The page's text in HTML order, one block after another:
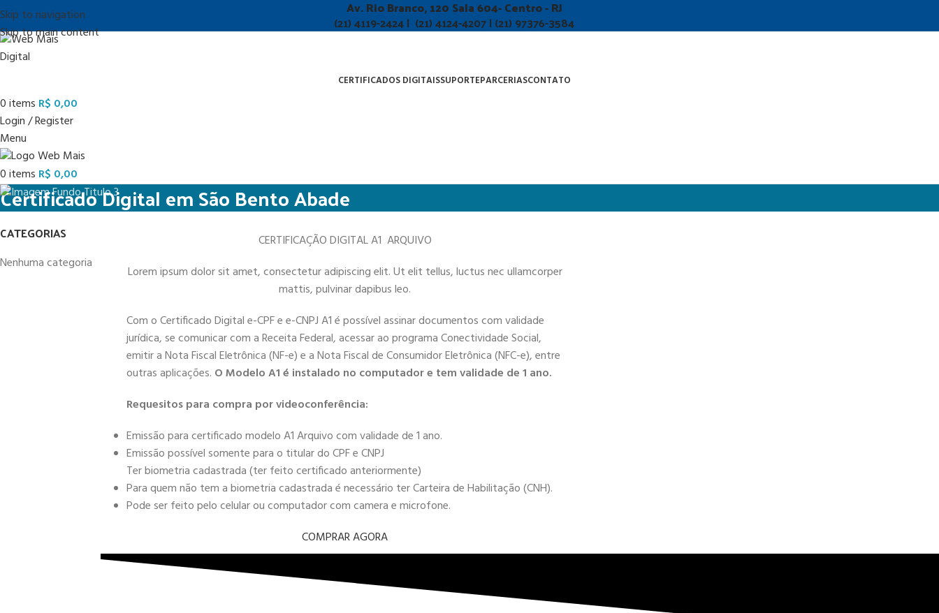
Skip to navigation
Skip to main content
Av. Rio Branco, 120 Sala 604- Centro - RJ
(21) 4119-2424 | (21) 4124-4207 | (21) 97376-3584
CERTIFICADOS DIGITAISSUPORTEPARCERIASCONTATO
0items R$ 0,00
Login / Register
Menu
0items R$ 0,00
Certificado Digital em São Bento Abade
CATEGORIAS
Nenhuma categoria
CERTIFICAÇÃO DIGITAL A1 ARQUIVO
Lorem ipsum dolor sit amet, consectetur adipiscing elit. Ut elit tellus, luctus nec ullamcorper
mattis, pulvinar dapibus leo.
Com o Certificado Digital e-CPF e e-CNPJ A1 é possível assinar documentos com validade
jurídica, se comunicar com a Receita Federal, acessar ao programa Conectividade Social,
emitir a Nota Fiscal Eletrônica (NF-e) e a Nota Fiscal de Consumidor Eletrônica (NFC-e), entre
outras aplicações. O Modelo A1 é instalado no computador e tem validade de 1 ano.
Requesitos para compra por videoconferência:
Emissão para certificado modelo A1 Arquivo com validade de 1 ano.
Emissão possível somente para o titular do CPF e CNPJ
Ter biometria cadastrada (ter feito certificado anteriormente)
Para quem não tem a biometria cadastrada é necessário ter Carteira de Habilitação (CNH).
Pode ser feito pelo celular ou computador com camera e microfone.
COMPRAR AGORA